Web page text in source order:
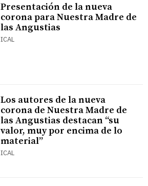
Presentación de la nueva
corona para Nuestra Madre de
las Angustias
ICAL
Los autores de la nueva
corona de Nuestra Madre de
las Angustias destacan “su
valor, muy por encima de lo
material”
ICAL